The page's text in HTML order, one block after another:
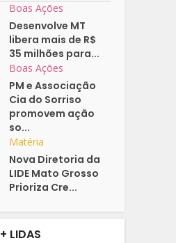
Boas Ações
Desenvolve MT
libera mais de R$
35 milhões para...
Boas Ações
PM e Associação
Cia do Sorriso
promovem ação
so...
Matéria
Nova Diretoria da
LIDE Mato Grosso
Prioriza Cre...
+ LIDAS